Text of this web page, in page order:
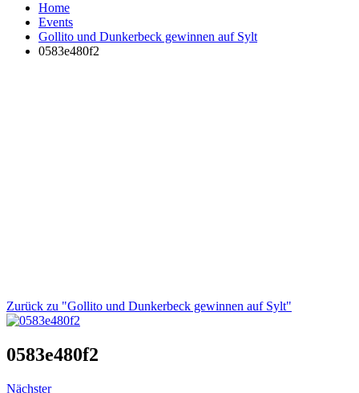
Home
Events
Gollito und Dunkerbeck gewinnen auf Sylt
0583e480f2
Zurück zu "Gollito und Dunkerbeck gewinnen auf Sylt"
0583e480f2
Nächster